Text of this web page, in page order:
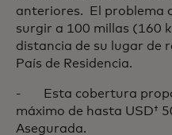
anteriores. El problema
surgir a 100 millas (160
distancia de su lugar de
País de Residencia.
- Esta cobertura
máximo de hasta USD†
Asegurada.